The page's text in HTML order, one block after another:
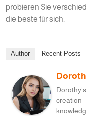
probieren Sie
die beste für sich.
Author Recent Posts